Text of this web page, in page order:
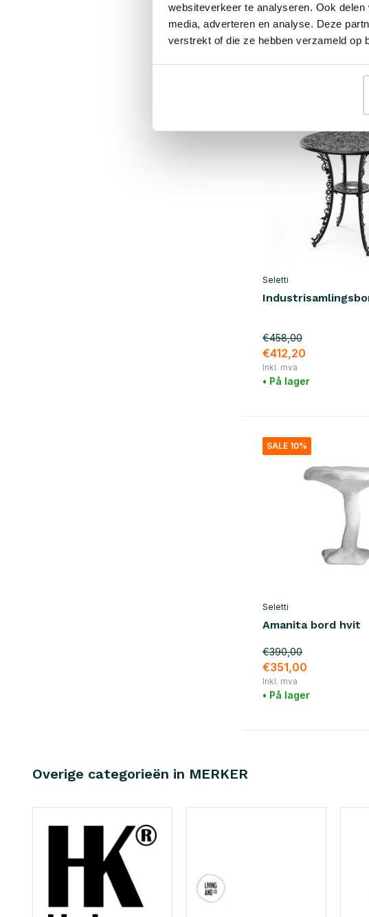
websiteverkeer te analyseren. Ook
media, adverteren en analyse. Deze
verstrekt of die ze hebben verzameld op
€2.076,00
€1.868,40
Inkl. mva
Seletti
€458,00
€412,20
Inkl. mva
• På lager
SALE 10%
Seletti
Amanita bord hvit
€390,00
€351,00
Inkl. mva
• På lager
Overige categorieën in MERKER